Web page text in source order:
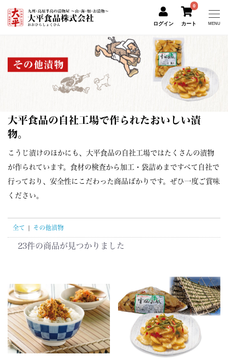
ログイン
0
カート MENU
大平食品の自社工場で作られたおいしい漬
物。
こうじ漬けのほかにも、大平食品の自社工場ではたくさんの漬物
が作られています。食材の検査から加工・袋詰めまですべて自社で
行っており、安全性にこだわった商品ばかりです。ぜひ一度ご賞味
ください。
全て | その他漬物
23件の商品が見つかりました